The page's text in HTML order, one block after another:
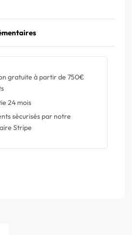
gratuite à partir de 750€
24 mois
sécurisés par notre
Stripe